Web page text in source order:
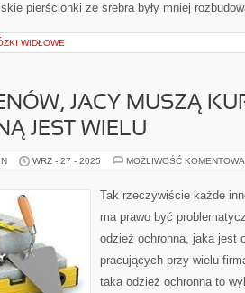
pierścionki ze srebra były mniej
WIDŁOWE
JACY MUSZĄ
JEST WIELU
WRZ - 27 - 2025 MOŻLIWOŚĆ
Tak rzeczywiście każde
ma prawo być
odzież ochronna, jaka jest
pracujących przy wielu
taka odzież ochronna to